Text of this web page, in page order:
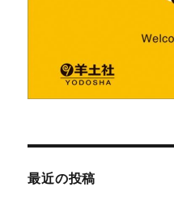
最近の投稿